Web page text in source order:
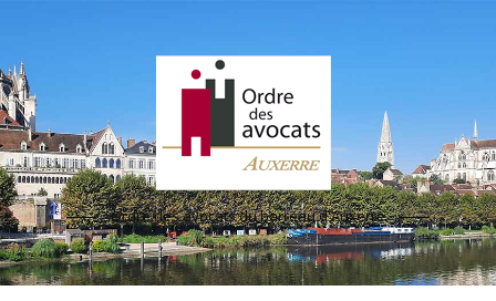
Ordre des avocats du barreau d'Auxerre